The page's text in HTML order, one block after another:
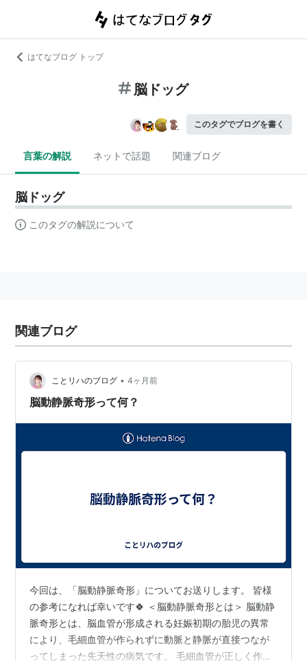
はてなブログ トップ
脳ドッグ
このタグでブログを書く
言葉の解説 ネットで話題 関連ブログ
脳ドッグ
このタグの解説について
関連ブログ
ことリハのブログ • 4ヶ月前
脳動静脈奇形って何？
今回は、「脳動静脈奇形」についてお送りします。 皆様
の参考になれば幸いです🍀 ＜脳動静脈奇形とは＞ 脳動静
脈奇形とは、脳血管が形成される妊娠初期の胎児の異常
により、毛細血管が作られずに動脈と静脈が直接つなが
ってしまった先天性の病気です。 毛細血管が正しく作ら